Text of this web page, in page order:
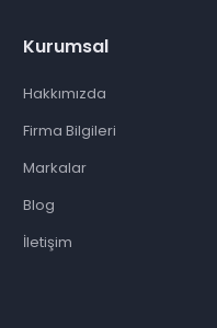
Kurumsal
Hakkımızda
Firma Bilgileri
Markalar
Blog
İletişim